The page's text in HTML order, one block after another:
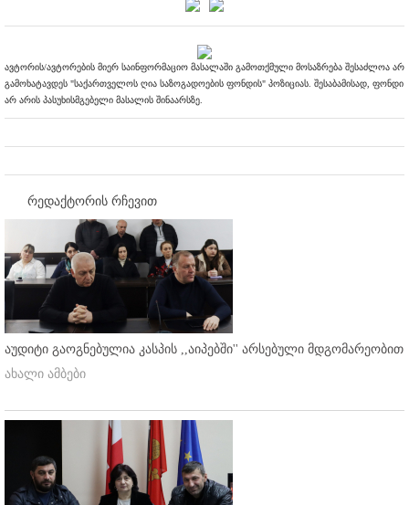
ავტორის/ავტორების მიერ საინფორმაციო მასალაში გამოთქმული მოსაზრება შესაძლოა არ
გამოხატავდეს "საქართველოს ღია საზოგადოების ფონდის" პოზიციას. შესაბამისად, ფონდი
არ არის პასუხისმგებელი მასალის შინაარსზე.
რედაქტორის რჩევით
აუდიტი გაოგნებულია კასპის ,,აიპებში'' არსებული მდგომარეობით
ახალი ამბები